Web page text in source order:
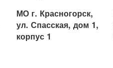
МО г. Красногорск,
ул. Спасская, дом 1,
корпус 1